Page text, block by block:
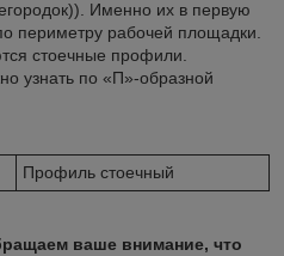
Именно их в первую
периметру рабочей площадки.
стоечные профили.
узнать по «П»-образной
Профиль стоечный
ваше внимание, что